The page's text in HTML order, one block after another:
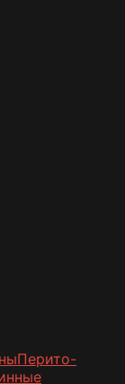
Перито-